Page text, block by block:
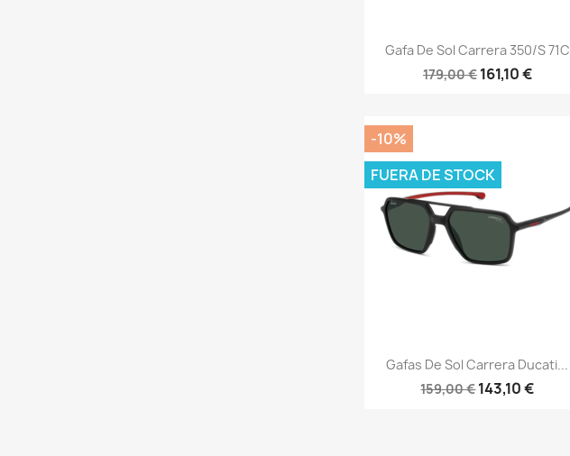
Vista rápida
Gafa De Sol Carrera 350/S 71C
179,00 € 161,10 €
Vista rápida
Gafas De Sol Carrera Ducati...
159,00 €143,10 €
-10%
FUERA DE STOCK